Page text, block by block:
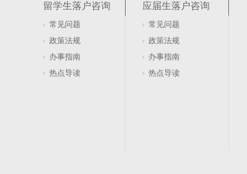
重持证年限与......
留学生上海落户特殊情况能否办理（留学生
留学生落户上海的适用性，关键取决于回国后的
料链条中合同......
留学生落户咨询
常见问题
政策法规
办事指南
热点导读
应届生落户咨询
常见问题
政策法规
办事指南
热点导读